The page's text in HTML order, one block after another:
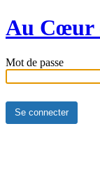
Au Cœur
Mot de passe